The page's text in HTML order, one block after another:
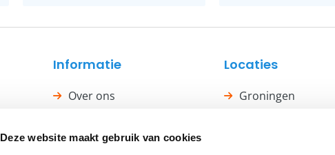
Deze website maakt gebruik van cookies
Informatie
Over ons
Kwaliteit
Locaties
Groningen